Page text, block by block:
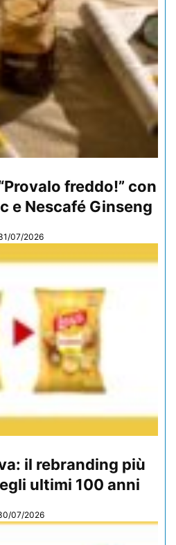
freddo!” con
e Nescafé Ginseng
07/2026
il rebranding più
ultimi 100 anni
07/2026